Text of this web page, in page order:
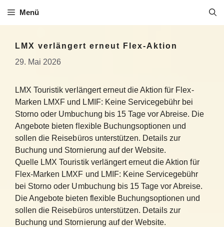
Inhalt
Menü
LMX verlängert erneut Flex-Aktion
29. Mai 2026
LMX Touristik verlängert erneut die Aktion für Flex-
Marken LMXF und LMIF: Keine Servicegebühr bei
Storno oder Umbuchung bis 15 Tage vor Abreise. Die
Angebote bieten flexible Buchungsoptionen und
sollen die Reisebüros unterstützen. Details zur
Buchung und Stornierung auf der Website.
Quelle LMX Touristik verlängert erneut die Aktion für
Flex-Marken LMXF und LMIF: Keine Servicegebühr
bei Storno oder Umbuchung bis 15 Tage vor Abreise.
Die Angebote bieten flexible Buchungsoptionen und
sollen die Reisebüros unterstützen. Details zur
Buchung und Stornierung auf der Website.